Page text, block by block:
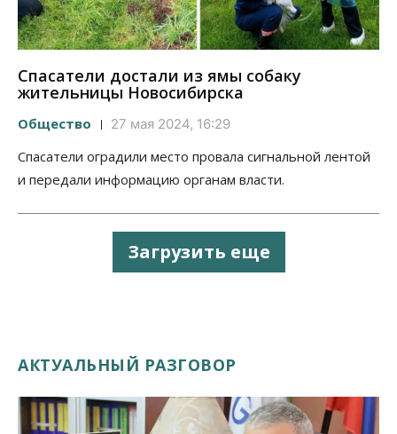
Спасатели достали из ямы собаку
жительницы Новосибирска
Общество 27 мая 2024, 16:29
Спасатели оградили место провала сигнальной лентой
и передали информацию органам власти.
Загрузить еще
АКТУАЛЬНЫЙ РАЗГОВОР